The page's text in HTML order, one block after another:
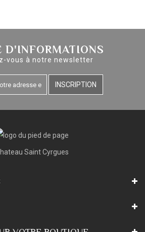
D'INFORMATIONS
vous à notre newsletter
INSCRIPTION
Saint Cyrgues